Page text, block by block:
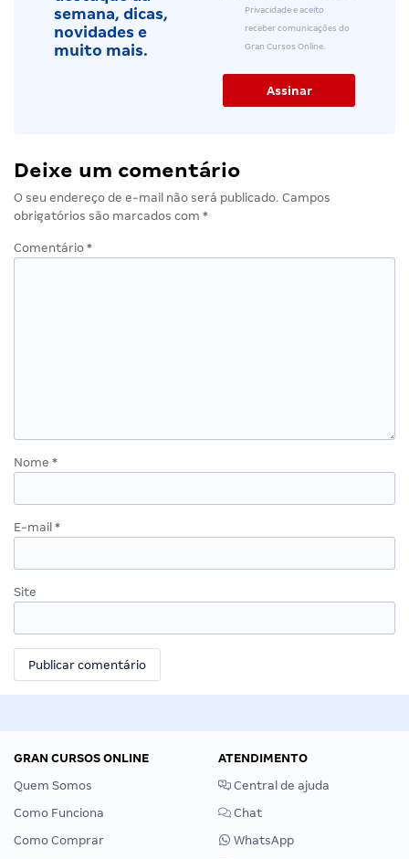
semana, dicas,
novidades e
muito mais.
Privacidade e aceito
receber comunicações do
Gran Cursos Online.
Deixe um comentário
O seu endereço de e-mail não será publicado. Campos
obrigatórios são marcados com *
Comentário *
Nome *
E-mail *
Site
GRAN CURSOS ONLINE
Quem Somos
Como Funciona
Como Comprar
ATENDIMENTO
Central de ajuda
Chat
WhatsApp